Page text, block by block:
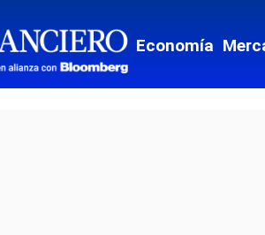
Economía
artículo actual mediante Email
artículo actual mediante Facebook
artículo actual mediante Twitter
artículo actual mediante LinkedIn